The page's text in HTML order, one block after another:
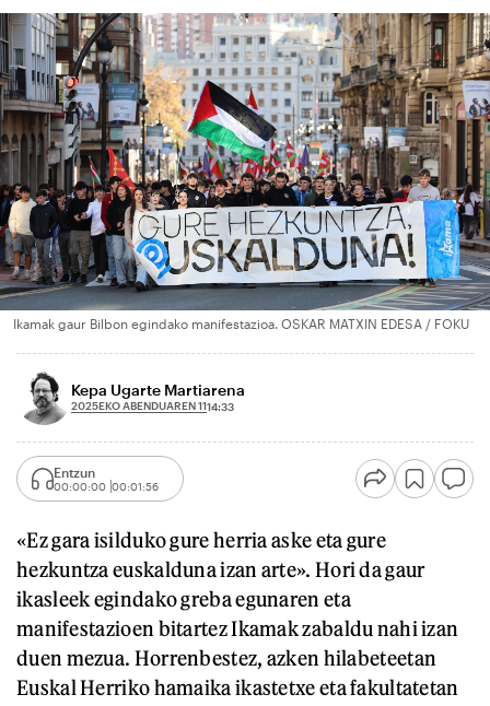
Ikamak gaur Bilbon egindako manifestazioa. OSKAR MATXIN EDESA / FOKU
Kepa Ugarte Martiarena
2025EKO ABENDUAREN 1114:33
Entzun
00:00:00 00:01:56
«Ez gara isilduko gure herria aske eta gure
hezkuntza euskalduna izan arte». Hori da gaur
ikasleek egindako greba egunaren eta
manifestazioen bitartez Ikamak zabaldu nahi izan
duen mezua. Horrenbestez, azken hilabeteetan
Euskal Herriko hamaika ikastetxe eta fakultatetan